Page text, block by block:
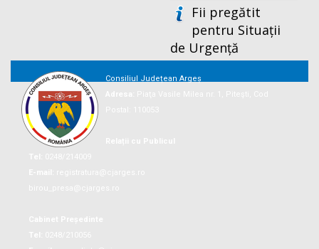
Fii pregătit
pentru Situații
de Urgență
Consiliul Județean Argeș